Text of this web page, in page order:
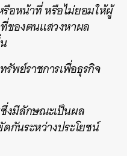
อหน้าที่ หรือไม่ยอมให้ผู้
ของตนแสวงหาผล
รัพย์ราชการเพื่อธุรกิจ
งมีลักษณะเป็นผล
กันระหว่างประโยชน์